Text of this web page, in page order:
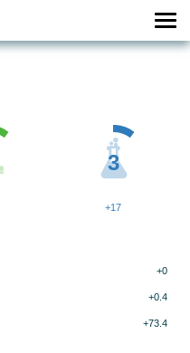
3
+17
+0
+0.4
+73.4